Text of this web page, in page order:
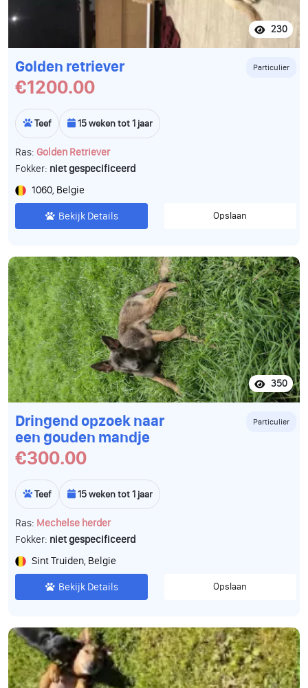
230
Golden retriever Particulier
€1200.00
Teef 15 weken tot 1 jaar
Ras: Golden Retriever
Fokker: niet gespecificeerd
1060, Belgie
Bekijk Details Opslaan
350
Dringend opzoek naar
een gouden mandje
Particulier
€300.00
Teef 15 weken tot 1 jaar
Ras: Mechelse herder
Fokker: niet gespecificeerd
Sint Truiden, Belgie
Bekijk Details Opslaan